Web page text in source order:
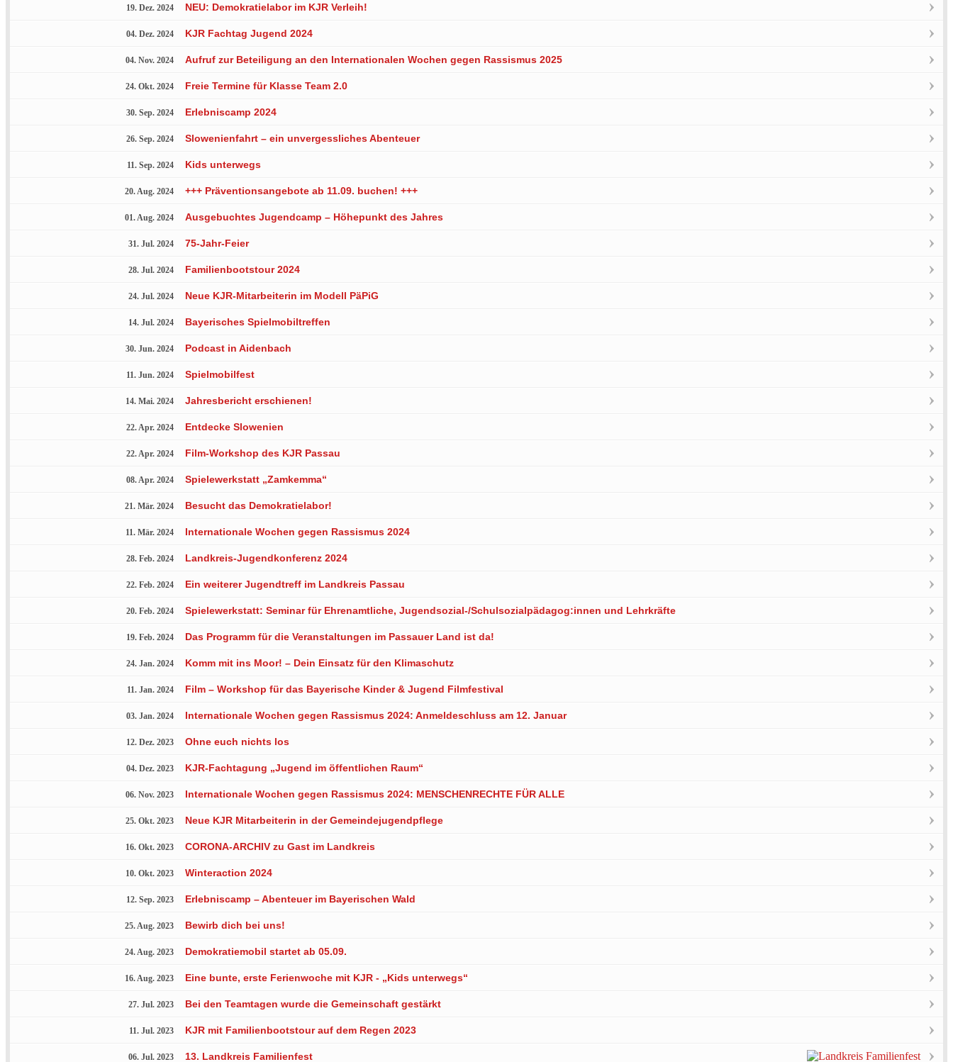
19. Dez. 2024 NEU: Demokratielabor im KJR Verleih!
04. Dez. 2024 KJR Fachtag Jugend 2024
04. Nov. 2024 Aufruf zur Beteiligung an den Internationalen Wochen gegen Rassismus 2025
24. Okt. 2024 Freie Termine für Klasse Team 2.0
30. Sep. 2024 Erlebniscamp 2024
26. Sep. 2024 Slowenienfahrt – ein unvergessliches Abenteuer
11. Sep. 2024 Kids unterwegs
20. Aug. 2024 +++ Präventionsangebote ab 11.09. buchen! +++
01. Aug. 2024 Ausgebuchtes Jugendcamp – Höhepunkt des Jahres
31. Jul. 2024 75-Jahr-Feier
28. Jul. 2024 Familienbootstour 2024
24. Jul. 2024 Neue KJR-Mitarbeiterin im Modell PäPiG
14. Jul. 2024 Bayerisches Spielmobiltreffen
30. Jun. 2024 Podcast in Aidenbach
11. Jun. 2024 Spielmobilfest
14. Mai. 2024 Jahresbericht erschienen!
22. Apr. 2024 Entdecke Slowenien
22. Apr. 2024 Film-Workshop des KJR Passau
08. Apr. 2024 Spielewerkstatt „Zamkemma“
21. Mär. 2024 Besucht das Demokratielabor!
11. Mär. 2024 Internationale Wochen gegen Rassismus 2024
28. Feb. 2024 Landkreis-Jugendkonferenz 2024
22. Feb. 2024 Ein weiterer Jugendtreff im Landkreis Passau
20. Feb. 2024 Spielewerkstatt: Seminar für Ehrenamtliche, Jugendsozial-/Schulsozialpädagog:innen und Lehrkräfte
19. Feb. 2024 Das Programm für die Veranstaltungen im Passauer Land ist da!
24. Jan. 2024 Komm mit ins Moor! – Dein Einsatz für den Klimaschutz
11. Jan. 2024 Film – Workshop für das Bayerische Kinder & Jugend Filmfestival
03. Jan. 2024 Internationale Wochen gegen Rassismus 2024: Anmeldeschluss am 12. Januar
12. Dez. 2023 Ohne euch nichts los
04. Dez. 2023 KJR-Fachtagung „Jugend im öffentlichen Raum“
06. Nov. 2023 Internationale Wochen gegen Rassismus 2024: MENSCHENRECHTE FÜR ALLE
25. Okt. 2023 Neue KJR Mitarbeiterin in der Gemeindejugendpflege
16. Okt. 2023 CORONA-ARCHIV zu Gast im Landkreis
10. Okt. 2023 Winteraction 2024
12. Sep. 2023 Erlebniscamp – Abenteuer im Bayerischen Wald
25. Aug. 2023 Bewirb dich bei uns!
24. Aug. 2023 Demokratiemobil startet ab 05.09.
16. Aug. 2023 Eine bunte, erste Ferienwoche mit KJR - „Kids unterwegs“
27. Jul. 2023 Bei den Teamtagen wurde die Gemeinschaft gestärkt
11. Jul. 2023 KJR mit Familienbootstour auf dem Regen 2023
06. Jul. 2023 13. Landkreis Familienfest